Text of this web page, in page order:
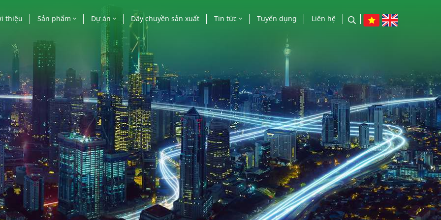
thiệu Sản phẩm
Vách mặt dựng
Lan can, mái kính, lam
nhôm
Dự án
Công trình nhà nước
Công trình cao tầng
Biệt thự, villa, khác
Dây chuyền sản xuất Tin tức
Báo chí nói về chúng tôi
Tuyển dụng Liên hệ